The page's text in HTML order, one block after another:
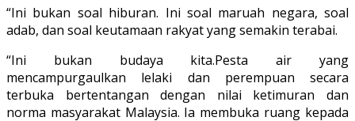
“Ini bukan soal hiburan. Ini soal maruah negara, soal
adab, dan soal keutamaan rakyat yang semakin terabai.
“Ini bukan budaya kita.Pesta air yang
mencampurgaulkan lelaki dan perempuan secara
terbuka bertentangan dengan nilai ketimuran dan
norma masyarakat Malaysia. Ia membuka ruang kepada